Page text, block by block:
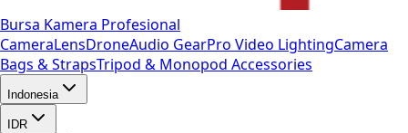
Bursa Kamera Profesional
CameraLensDroneAudio GearPro Video LightingCamera
Bags & StrapsTripod & Monopod Accessories
Indonesia
IDR